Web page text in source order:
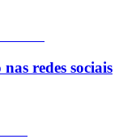
redes sociais